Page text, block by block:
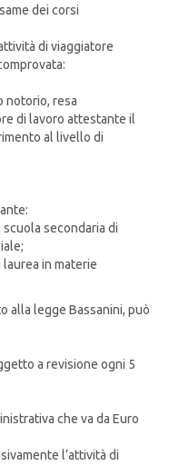
dei corsi
di viaggiatore
notorio, resa
di lavoro attestante il
al livello di
secondaria di
in materie
alla legge Bassanini, può
a revisione ogni 5
che va da Euro
l’attività di